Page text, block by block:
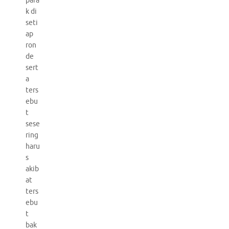
k di
seti
ap
ron
de
sert
a
ters
ebu
t
sese
ring
haru
s
akib
at
ters
ebu
t
bak